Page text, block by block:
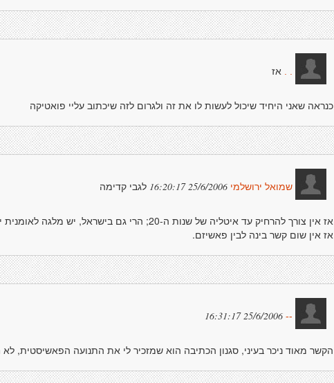
אז
כנראה שאני היחיד שיכול לעשות לו את זה ולגרום לזה שיכתוב עליי פואטיקה
שמואל ירושלמי 25/6/2006 16:20:17 לגבי קדימה
אז אין צורך להרחיק עד איטליה של שנות ה-20; הרי גם
אז אין שום קשר בינה לבין פאשיזם.
--
25/6/2006 16:31:17
הקשר מאוד ניכר בעיני, סגנון הכתיבה הוא שמזכיר לי את התנועה הפאשיסטית, לא